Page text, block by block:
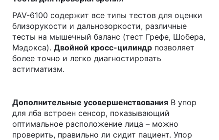
PAV-6100 содержит все типы тестов для оценки
близорукости и дальнозоркости, различные
тесты на мышечный баланс (тест Грефе, Шобера,
Мэдокса). Двойной кросс-цилиндр позволяет
более точно и легко диагностировать
астигматизм.
Дополнительные усовершенствования В упор
для лба встроен сенсор, показывающий
оптимальное расположение лица – можно
проверить, правильно ли сидит пациент. Упор